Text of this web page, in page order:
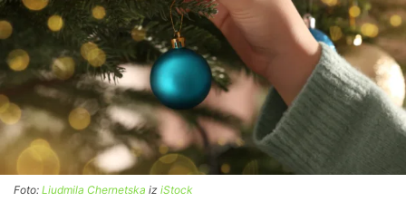
Foto: Liudmila Chernetska iz iStock